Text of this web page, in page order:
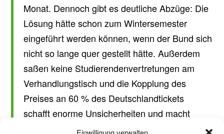
Monat. Dennoch gibt es deutliche Abzüge: Die
Lösung hätte schon zum Wintersemester
eingeführt werden können, wenn der Bund sich
nicht so lange quer gestellt hätte. Außerdem
saßen keine Studierendenvertretungen am
Verhandlungstisch und die Kopplung des
Preises an 60 % des Deutschlandtickets
schafft enorme Unsicherheiten und macht
drastische Preiserhöhungen wahrscheinlich.“